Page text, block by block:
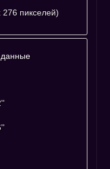
пикселей)